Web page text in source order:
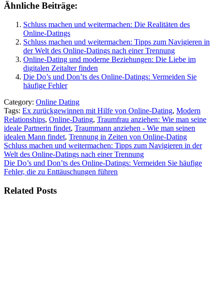
Ähnliche Beiträge:
Schluss machen und weitermachen: Die Realitäten des
Online-Datings
Schluss machen und weitermachen: Tipps zum Navigieren in
der Welt des Online-Datings nach einer Trennung
Online-Dating und moderne Beziehungen: Die Liebe im
digitalen Zeitalter finden
Die Do’s und Don’ts des Online-Datings: Vermeiden Sie
häufige Fehler
Category: Online Dating
Tags: Ex zurückgewinnen mit Hilfe von Online-Dating, Modern
Relationships, Online-Dating, Traumfrau anziehen: Wie man seine
ideale Partnerin findet, Traummann anziehen - Wie man seinen
idealen Mann findet, Trennung in Zeiten von Online-Dating
Beitragsnavigation
Schluss machen und weitermachen: Tipps zum Navigieren in der
Welt des Online-Datings nach einer Trennung
Die Do’s und Don’ts des Online-Datings: Vermeiden Sie häufige
Fehler, die zu Enttäuschungen führen
Related Posts